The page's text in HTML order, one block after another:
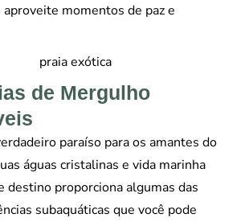
momentos de paz e
de Mergulho
paraíso para os amantes do
águas cristalinas e vida marinha
destino proporciona algumas das
subaquáticas que você pode